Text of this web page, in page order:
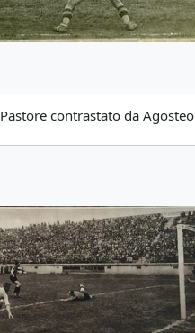
Pastore contrastato da Agosteo